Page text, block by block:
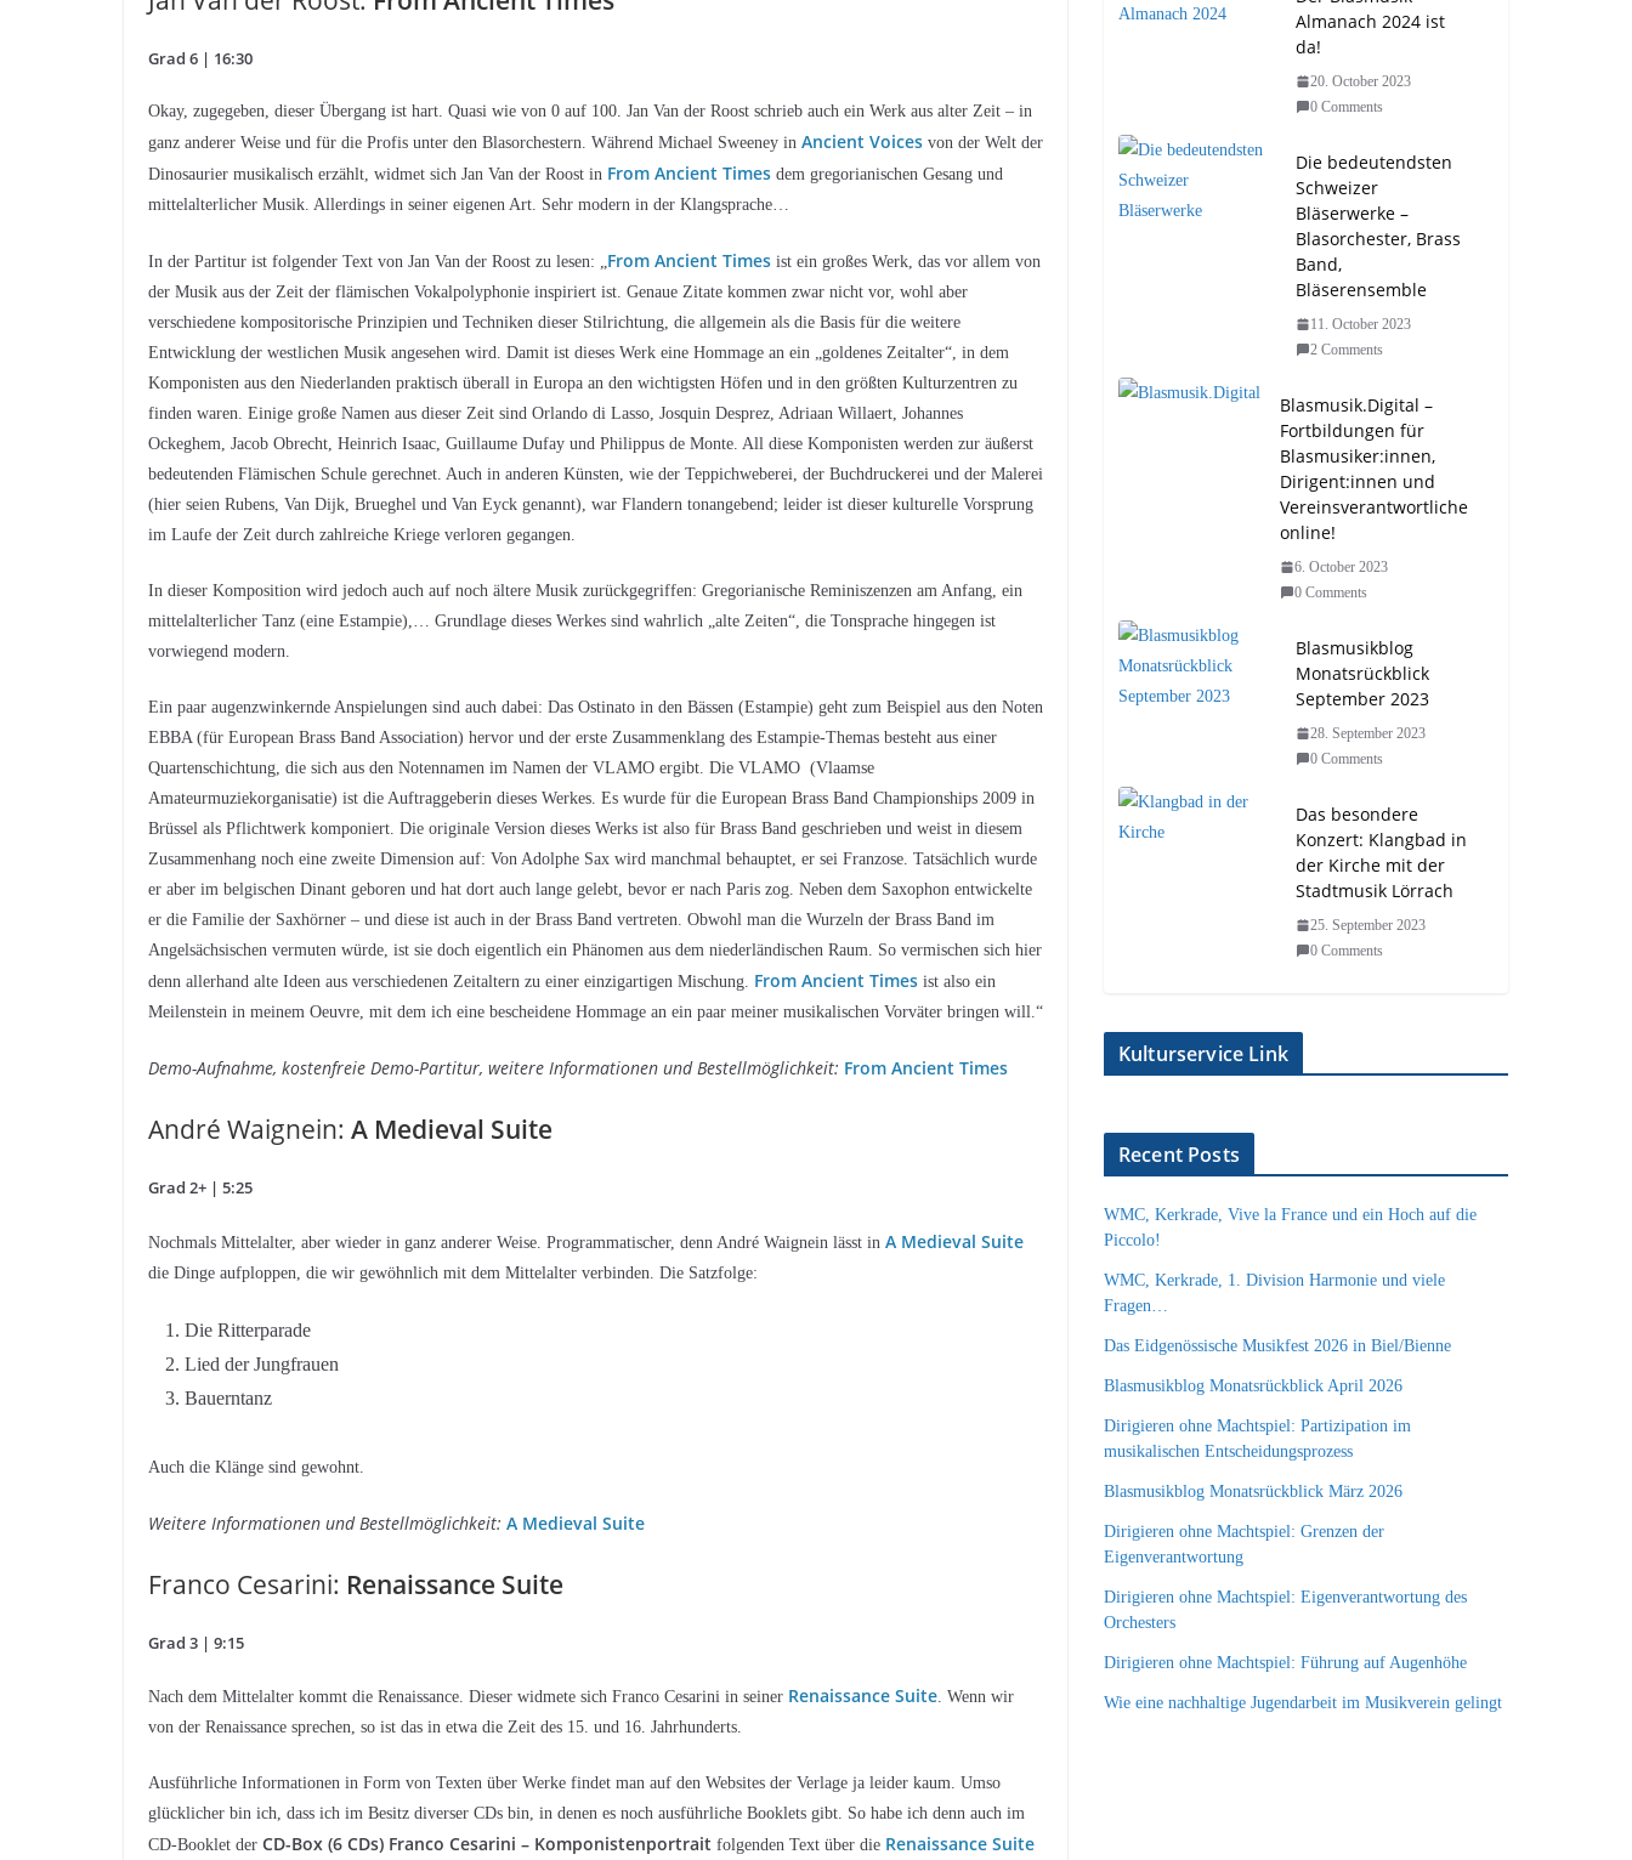
Grad 6 | 16:30
Okay, zugegeben, dieser Übergang ist hart. Quasi wie von 0 auf 100. Jan Van der Roost schrieb auch ein Werk aus alter Zeit – in
ganz anderer Weise und für die Profis unter den Blasorchestern. Während Michael Sweeney in Ancient Voices von der Welt der
Dinosaurier musikalisch erzählt, widmet sich Jan Van der Roost in From Ancient Times dem gregorianischen Gesang und
mittelalterlicher Musik. Allerdings in seiner eigenen Art. Sehr modern in der Klangsprache…
In der Partitur ist folgender Text von Jan Van der Roost zu lesen: „From Ancient Times ist ein großes Werk, das vor allem von
der Musik aus der Zeit der flämischen Vokalpolyphonie inspiriert ist. Genaue Zitate kommen zwar nicht vor, wohl aber
verschiedene kompositorische Prinzipien und Techniken dieser Stilrichtung, die allgemein als die Basis für die weitere
Entwicklung der westlichen Musik angesehen wird. Damit ist dieses Werk eine Hommage an ein „goldenes Zeitalter“, in dem
Komponisten aus den Niederlanden praktisch überall in Europa an den wichtigsten Höfen und in den größten Kulturzentren zu
finden waren. Einige große Namen aus dieser Zeit sind Orlando di Lasso, Josquin Desprez, Adriaan Willaert, Johannes
Ockeghem, Jacob Obrecht, Heinrich Isaac, Guillaume Dufay und Philippus de Monte. All diese Komponisten werden zur äußerst
bedeutenden Flämischen Schule gerechnet. Auch in anderen Künsten, wie der Teppichweberei, der Buchdruckerei und der Malerei
(hier seien Rubens, Van Dijk, Brueghel und Van Eyck genannt), war Flandern tonangebend; leider ist dieser kulturelle Vorsprung
im Laufe der Zeit durch zahlreiche Kriege verloren gegangen.
In dieser Komposition wird jedoch auch auf noch ältere Musik zurückgegriffen: Gregorianische Reminiszenzen am Anfang, ein
mittelalterlicher Tanz (eine Estampie),… Grundlage dieses Werkes sind wahrlich „alte Zeiten“, die Tonsprache hingegen ist
vorwiegend modern.
Ein paar augenzwinkernde Anspielungen sind auch dabei: Das Ostinato in den Bässen (Estampie) geht zum Beispiel aus den Noten
EBBA (für European Brass Band Association) hervor und der erste Zusammenklang des Estampie-Themas besteht aus einer
Quartenschichtung, die sich aus den Notennamen im Namen der VLAMO ergibt. Die VLAMO (Vlaamse
Amateurmuziekorganisatie) ist die Auftraggeberin dieses Werkes. Es wurde für die European Brass Band Championships 2009 in
Brüssel als Pflichtwerk komponiert. Die originale Version dieses Werks ist also für Brass Band geschrieben und weist in diesem
Zusammenhang noch eine zweite Dimension auf: Von Adolphe Sax wird manchmal behauptet, er sei Franzose. Tatsächlich wurde
er aber im belgischen Dinant geboren und hat dort auch lange gelebt, bevor er nach Paris zog. Neben dem Saxophon entwickelte
er die Familie der Saxhörner – und diese ist auch in der Brass Band vertreten. Obwohl man die Wurzeln der Brass Band im
Angelsächsischen vermuten würde, ist sie doch eigentlich ein Phänomen aus dem niederländischen Raum. So vermischen sich hier
denn allerhand alte Ideen aus verschiedenen Zeitaltern zu einer einzigartigen Mischung. From Ancient Times ist also ein
Meilenstein in meinem Oeuvre, mit dem ich eine bescheidene Hommage an ein paar meiner musikalischen Vorväter bringen will.“
Demo-Aufnahme, kostenfreie Demo-Partitur, weitere Informationen und Bestellmöglichkeit: From Ancient Times
André Waignein: A Medieval Suite
Grad 2+ | 5:25
Nochmals Mittelalter, aber wieder in ganz anderer Weise. Programmatischer, denn André Waignein lässt in A Medieval Suite
die Dinge aufploppen, die wir gewöhnlich mit dem Mittelalter verbinden. Die Satzfolge:
Die Ritterparade
Lied der Jungfrauen
Bauerntanz
Auch die Klänge sind gewohnt.
Weitere Informationen und Bestellmöglichkeit: A Medieval Suite
Franco Cesarini: Renaissance Suite
Grad 3 | 9:15
Nach dem Mittelalter kommt die Renaissance. Dieser widmete sich Franco Cesarini in seiner Renaissance Suite. Wenn wir
von der Renaissance sprechen, so ist das in etwa die Zeit des 15. und 16. Jahrhunderts.
Ausführliche Informationen in Form von Texten über Werke findet man auf den Websites der Verlage ja leider kaum. Umso
glücklicher bin ich, dass ich im Besitz diverser CDs bin, in denen es noch ausführliche Booklets gibt. So habe ich denn auch im
CD-Booklet der CD-Box (6 CDs) Franco Cesarini – Komponistenportrait folgenden Text über die Renaissance Suite
Almanach 2024 ist
da!
20. October 2023
0 Comments
Die bedeutendsten
Schweizer
Bläserwerke –
Blasorchester, Brass
Band,
Bläserensemble
11. October 2023
2 Comments
Blasmusik.Digital –
Fortbildungen für
Blasmusiker:innen,
Dirigent:innen und
Vereinsverantwortliche
online!
6. October 2023
0 Comments
Blasmusikblog
Monatsrückblick
September 2023
28. September 2023
0 Comments
Das besondere
Konzert: Klangbad in
der Kirche mit der
Stadtmusik Lörrach
25. September 2023
0 Comments
Kulturservice Link
Recent Posts
WMC, Kerkrade, Vive la France und ein Hoch auf die
Piccolo!
WMC, Kerkrade, 1. Division Harmonie und viele
Fragen…
Das Eidgenössische Musikfest 2026 in Biel/Bienne
Blasmusikblog Monatsrückblick April 2026
Dirigieren ohne Machtspiel: Partizipation im
musikalischen Entscheidungsprozess
Blasmusikblog Monatsrückblick März 2026
Dirigieren ohne Machtspiel: Grenzen der
Eigenverantwortung
Dirigieren ohne Machtspiel: Eigenverantwortung des
Orchesters
Dirigieren ohne Machtspiel: Führung auf Augenhöhe
Wie eine nachhaltige Jugendarbeit im Musikverein gelingt